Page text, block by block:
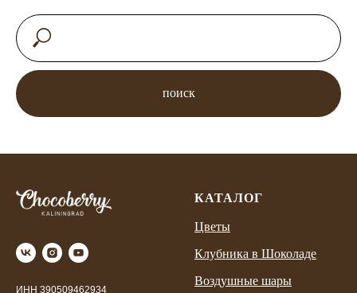
поиск
ИНН 390509462934
КАТАЛОГ
Цветы
Клубника в Шоколаде
Воздушные шары